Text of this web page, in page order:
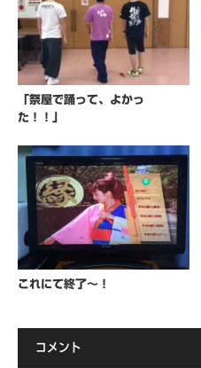
「祭屋で踊って、よかっ
た！！」
これにて終了～！
コメント